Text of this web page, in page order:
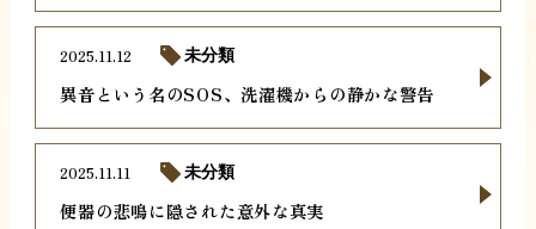
異音という名のSOS、洗濯機からの静かな警告
2025.11.12 未分類
便器の悲鳴に隠された意外な真実
2025.11.11 未分類